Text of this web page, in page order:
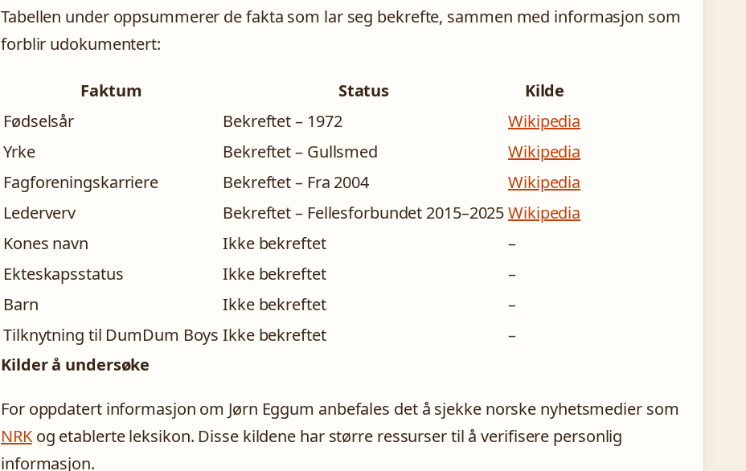
Tabellen under oppsummerer de fakta som lar seg bekrefte, sammen med informasjon som
forblir udokumentert:
Faktum Status
Kilde
Fødselsår
Bekreftet – 1972
Wikipedia
Yrke
Bekreftet – Gullsmed
Wikipedia
Fagforeningskarriere
Bekreftet – Fra 2004
Wikipedia
Lederverv
Bekreftet – Fellesforbundet 2015–2025Wikipedia
Kones navn
Ikke bekreftet
–
Ekteskapsstatus
Ikke bekreftet
–
Barn
Ikke bekreftet
–
Tilknytning til DumDum Boys Ikke bekreftet
–
Kilder å undersøke
For oppdatert informasjon om Jørn Eggum anbefales det å sjekke norske nyhetsmedier som
NRKog etablerte leksikon. Disse kildene har større ressurser til å verifisere personlig
informasjon.